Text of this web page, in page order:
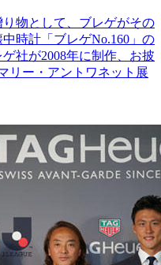
物として、ブレゲがその
時計「ブレゲNo.160」の
社が2008年に制作、お披
リー・アントワネット展